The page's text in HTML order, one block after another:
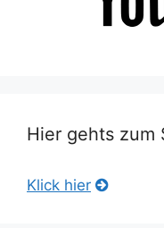
Hier gehts zum
Klick hier